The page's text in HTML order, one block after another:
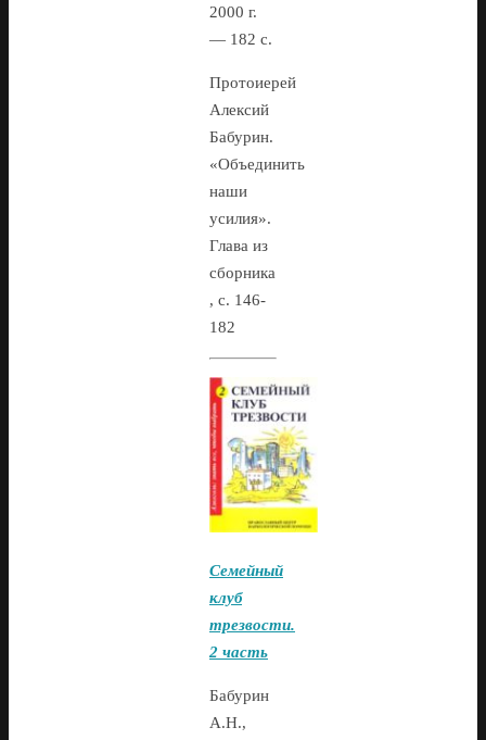
2000 г.
— 182 с.
Протоиерей
Алексий
Бабурин.
«Объединить
наши
усилия».
Глава из
сборника
, с. 146-
182
Семейный
клуб
трезвости.
2 часть
Бабурин
А.Н.,